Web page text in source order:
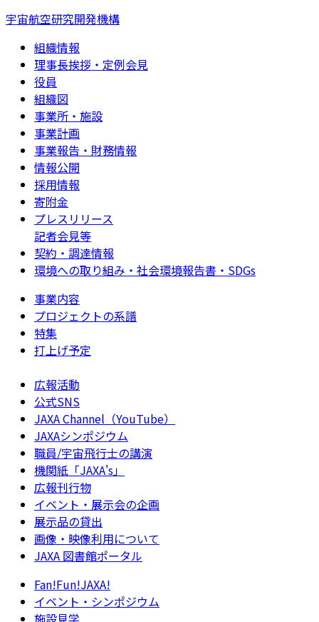
宇宙航空研究開発機構
組織情報
理事長挨拶・定例会見
役員
組織図
事業所・施設
事業計画
事業報告・財務情報
情報公開
採用情報
寄附金
プレスリリース
記者会見等
契約・調達情報
環境への取り組み・社会環境報告書・SDGs
事業内容
プロジェクトの系譜
特集
打上げ予定
広報活動
公式SNS
JAXA Channel（YouTube）
JAXAシンポジウム
職員/宇宙飛行士の講演
機関紙「JAXA's」
広報刊行物
イベント・展示会の企画
展示品の貸出
画像・映像利用について
JAXA 図書館ポータル
Fan!Fun!JAXA!
イベント・シンポジウム
施設見学